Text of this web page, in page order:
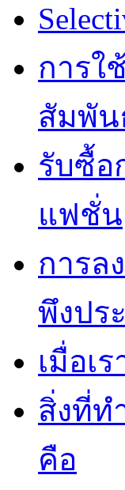
การใ
สัมพัน
รับซื้อ
แฟชั่น
การล
พึงปร
เมื่อเ
สิ่งที่ท
คือ